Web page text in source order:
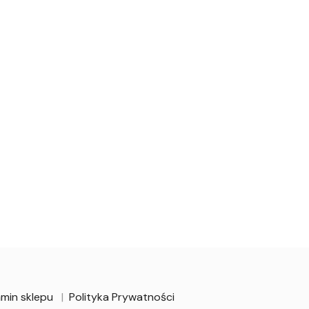
sklepu Polityka Prywatności